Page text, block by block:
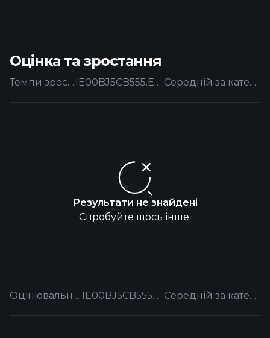
Оцінка та зростання
Темпи зростання IE00BJ5CB555.EUFUND Середній за категорією
Результати не знайдені
Спробуйте щось інше.
Оцінювальні ставки IE00BJ5CB555.EUFUND Середній за категорією